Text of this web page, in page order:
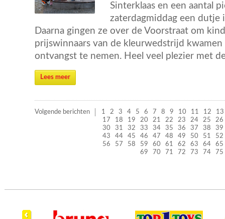
Sinterklaas en een aantal
zaterdagmiddag een dutje
Daarna gingen ze over de Voorstraat om
prijswinnaars van de kleurwedstrijd
ontvangst te nemen. Heel veel plezier met
Lees meer
Volgende berichten 1 2 3 4 5 6 7 8 9 10 11 12
13
17
18 19 20 21 22 23 24 25
26
30
31 32 33 34 35 36 37 38
39
43
44 45 46 47 48 49 50 51
52
56
57 58 59 60 61 62 63 64
65
69
70 71 72 73 74 75